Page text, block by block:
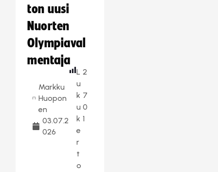
ton uusi
Nuorten
Olympiaval
mentaja
Markku
Huopon
en
03.07.2
026
L
u
k
u
k
e
r
t
o
2
7
0
1